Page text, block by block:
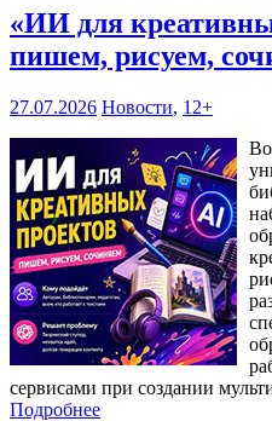
«ИИ для
пишем, рисуем,
27.07.2026 Новости, 12+
сервисами при создании
Подробнее